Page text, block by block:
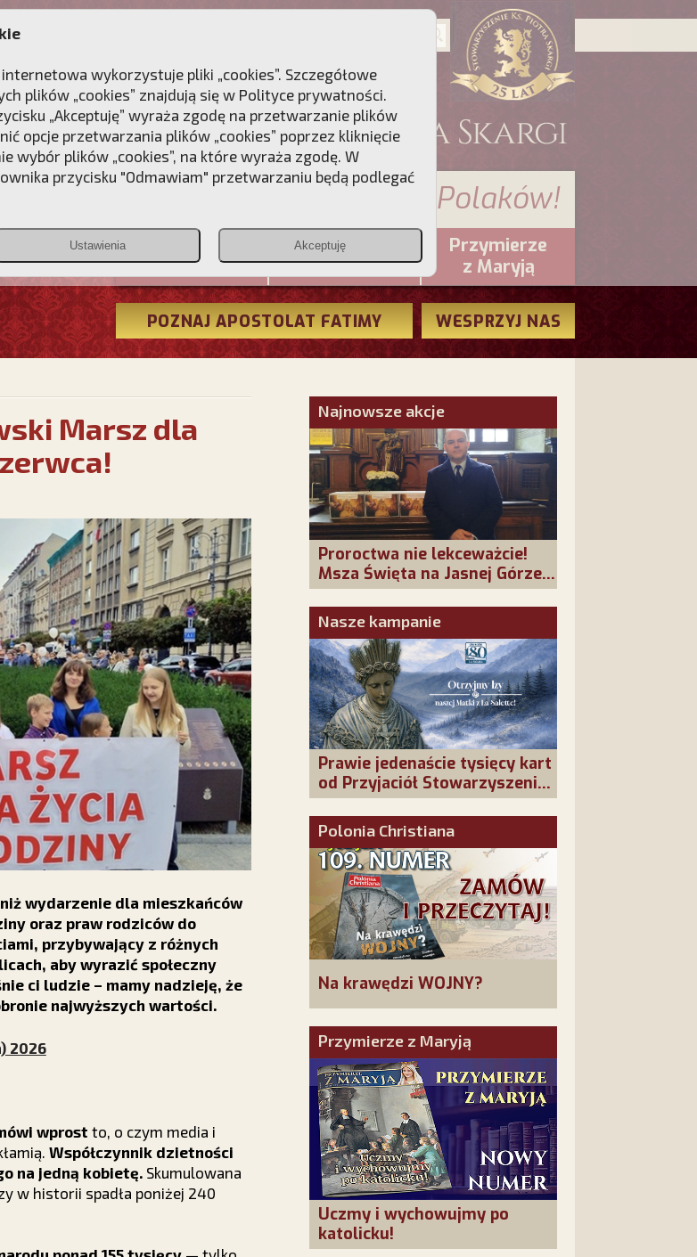
Przebudźmy sumienia Polaków!
Christiana
PCh24.pl
Przymierze
z Maryją
POZNAJ APOSTOLAT FATIMY WESPRZYJ NAS
Marsz dla
wydarzenie dla mieszkańców
oraz praw rodziców do
przybywający z różnych
aby wyrazić społeczny
ci ludzie – mamy nadzieję, że
najwyższych wartości.
2026
wprost to, o czym media i
Współczynnik dzietności
na jedną kobietę. Skumulowana
w historii spadła poniżej 240
Najnowsze akcje
Proroctwa nie lekceważcie!
Msza Święta na Jasnej Górze –
dziękujemy za Waszą
obecność!
Nasze kampanie
Prawie jedenaście tysięcy kart
od Przyjaciół Stowarzyszenia
złożonych w La Salette!
Polonia Christiana
Na krawędzi WOJNY?
Przymierze z Maryją
Uczmy i wychowujmy po
katolicku!
wykorzystuje pliki „cookies”. Szczegółowe
plików „cookies” znajdują się w Polityce prywatności.
„Akceptuję” wyraża zgodę na przetwarzanie plików
opcje przetwarzania plików „cookies” poprzez kliknięcie
wybór plików „cookies”, na które wyraża zgodę. W
przycisku "Odmawiam" przetwarzaniu będą podlegać
Ustawienia Akceptuję